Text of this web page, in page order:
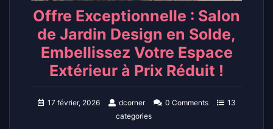
Offre Exceptionnelle : Salon
de Jardin Design en Solde,
Embellissez Votre Espace
Extérieur à Prix Réduit !
17 février, 2026 dcorner 0 Comments
13
categories